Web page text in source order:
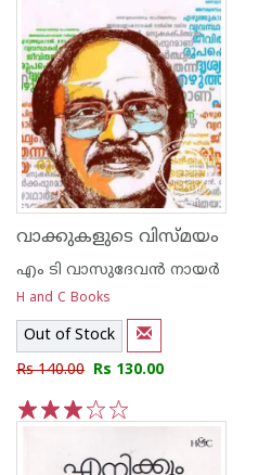
വാക്കുകളുടെ വിസ്മയം
എം ടി വാസുദേവന്‍ നായര്‍
H and C Books
Out of Stock
Rs 140.00 Rs 130.00